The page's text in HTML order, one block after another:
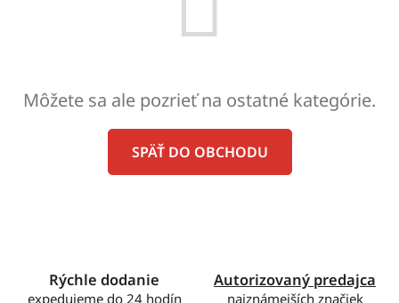
Môžete sa ale pozrieť na ostatné kategórie.
SPÄŤ DO OBCHODU
Rýchle dodanie
expedujeme do 24 hodín
Autorizovaný predajca
najznámejších značiek